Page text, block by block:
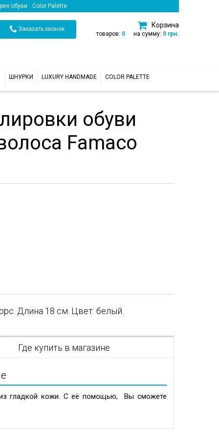
обуви Color Palette
Заказать звонок
Корзина
товаров: 0 на сумму: 0 грн.
ШНУРКИ LUXURY HANDMADE COLOR PALETTE
обуви
Famaco
Длина 18 см. Цвет: белый.
Где купить в магазине
гладкой кожи. С её помощью, Вы сможете